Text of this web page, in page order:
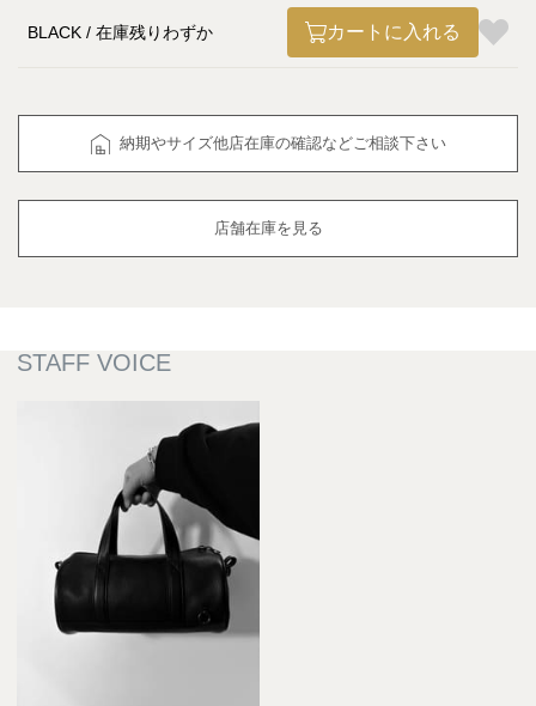
BLACK 在庫残りわずか カートに入れる
納期やサイズ他店在庫の確認などご相談下さい
店舗在庫を見る